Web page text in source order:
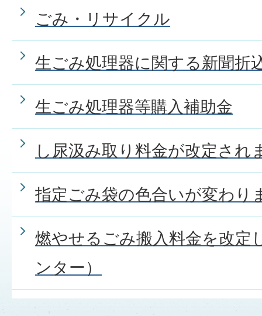
ごみ・リサイクル
生ごみ処理器に関する新聞折
生ごみ処理器等購入補助金
し尿汲み取り料金が改定され
指定ごみ袋の色合いが変わり
燃やせるごみ搬入料金を改定
ンター）